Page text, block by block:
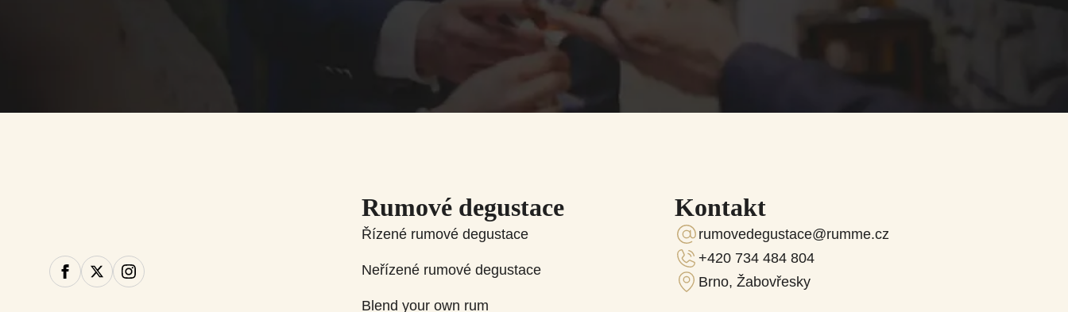
Rumové degustace
Řízené rumové degustace
Neřízené rumové degustace
Blend your own rum
Kontakt
rumovedegustace@rumme.cz
+420 734 484 804
Brno, Žabovřesky